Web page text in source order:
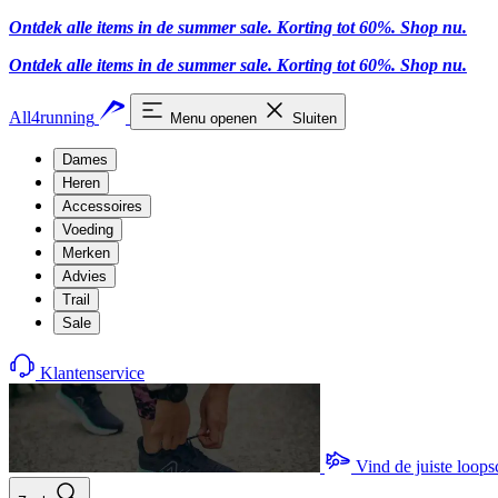
Ontdek alle items in de summer sale. Korting tot 60%. Shop nu.
Ontdek alle items in de summer sale. Korting tot 60%. Shop nu.
All4running Menu openen Sluiten
Dames
Heren
Accessoires
Voeding
Merken
Advies
Trail
Sale
Klantenservice
Vind de juiste